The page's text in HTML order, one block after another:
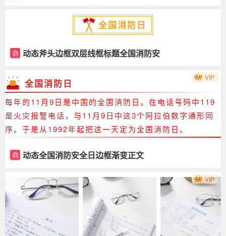
全国消防日
商 动态斧头边框双层线框标题全国消防安
全日 全国消防日
每年的11月9日是中国的全国消防日。在电话号码中119
是火灾报警电话，与11月9日中这3个阿拉伯数字通形同
序。于是从1992年起把这一天定为全国消防日。
商 动态全国消防安全日边框渐变正文
VIP
VIP